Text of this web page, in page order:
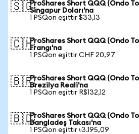
🇸🇬ProShares Short QQQ (Ondo
Singapur Doları'na
1 PSQon eşittir $33,13
🇨🇭ProShares Short QQQ (Ondo
Frangı'na
1 PSQon eşittir CHF 20,97
🇧🇷ProShares Short QQQ (Ondo
Brezilya Reali'na
1 PSQon eşittir R$132,12
🇧🇩ProShares Short QQQ (Ondo
Bangladeş Takası'na
1 PSQon eşittir ৳3.195,09